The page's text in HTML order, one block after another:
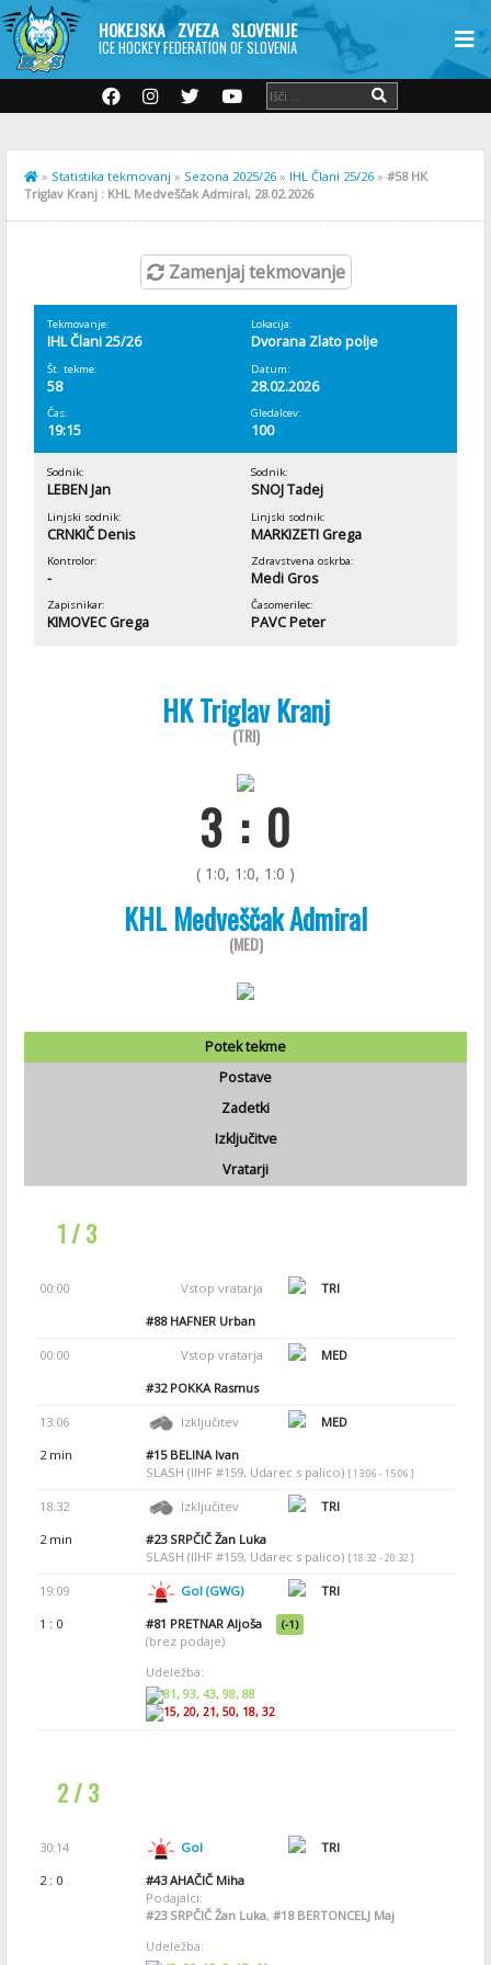
HOKEJSKA ZVEZA SLOVENIJE
ICE HOCKEY FEDERATION OF SLOVENIA
» Statistika tekmovanj » Sezona 2025/26 » IHL Člani 25/26 » #58 HK
Triglav Kranj : KHL Medveščak Admiral, 28.02.2026
Zamenjaj tekmovanje
Tekmovanje:
IHL Člani 25/26
Lokacija:
Dvorana Zlato polje
Št. tekme:
58
Datum:
28.02.2026
Čas:
19:15
Gledalcev:
100
Sodnik:
LEBEN Jan
Sodnik:
SNOJ Tadej
Linjski sodnik:
CRNKIČ Denis
Linjski sodnik:
MARKIZETI Grega
Kontrolor:
-
Zdravstvena oskrba:
Medi Gros
Zapisnikar:
KIMOVEC Grega
Časomerilec:
PAVC Peter
HK Triglav Kranj
(TRI)
3 : 0
( 1:0, 1:0, 1:0 )
KHL Medveščak Admiral
(MED)
Potek tekme
Postave
Zadetki
Izključitve
Vratarji
1 / 3
00:00 Vstop vratarja
TRI
#88HAFNER Urban
00:00 Vstop vratarja
MED
#32POKKA Rasmus
13:06 Izključitev
MED
2 min
#15BELINA Ivan
SLASH (IIHF #159, Udarec s palico) [ 13:06 - 15:06 ]
18:32 Izključitev
TRI
2 min
#23SRPČIČ Žan Luka
SLASH (IIHF #159, Udarec s palico) [ 18:32 - 20:32 ]
19:09 Gol (GWG)
TRI
1 : 0
#81 PRETNAR Aljoša (-1)
(brez podaje)
Udeležba:
81, 93, 43, 98, 88
15, 20, 21, 50, 18, 32
2 / 3
30:14 Gol
TRI
2 : 0
#43AHAČIČ Miha
Podajalci:
#23SRPČIČ Žan Luka, #18BERTONCELJ Maj
Udeležba: